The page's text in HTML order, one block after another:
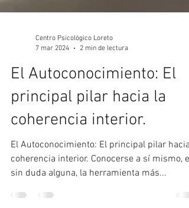
Centro Psicológico Loreto
7 mar 2024
2 min de lectura
El Autoconocimiento: El
principal pilar hacia la
coherencia interior.
El Autoconocimiento: El principal pilar hacia
sin duda alguna, la herramienta más...